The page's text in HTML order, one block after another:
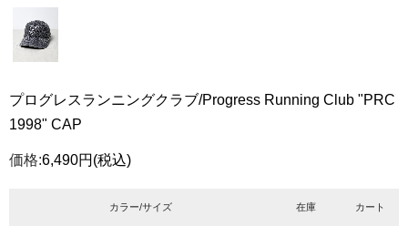
プログレスランニングクラブ/Progress Running Club "PRC
1998" CAP
価格:6,490円 (税込)
カラー/サイズ 在庫 カート